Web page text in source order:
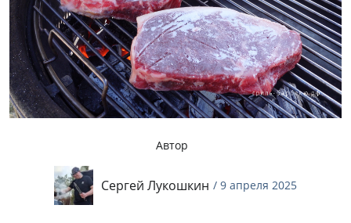
Автор
Сергей Лукошкин / 9 апреля 2025